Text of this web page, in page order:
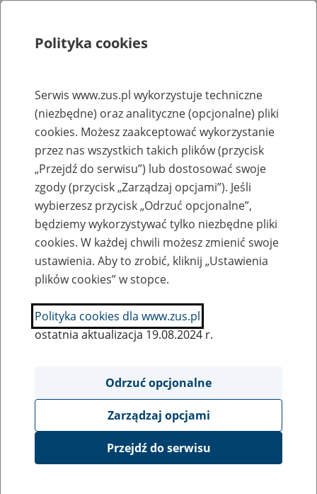
Rejestry, ewidencje i archiwa
Baza zlikwidowanych lub
przekształconych zakładów pracy
Nazwa zakładu pracy:
SZUKAJ
Ukryj wszystkie pozycje bazy
POLAGRO Spółka z o.o. w upadłości
Polityka cookies
Serwis www.zus.pl wykorzystuje techniczne
(niezbędne) oraz analityczne (opcjonalne) pliki
cookies. Możesz zaakceptować wykorzystanie
przez nas wszystkich takich plików (przycisk
„Przejdź do serwisu”) lub dostosować swoje
zgody (przycisk „Zarządzaj opcjami”). Jeśli
wybierzesz przycisk „Odrzuć opcjonalne”,
będziemy wykorzystywać tylko niezbędne pliki
cookies. W każdej chwili możesz zmienić swoje
ustawienia. Aby to zrobić, kliknij „Ustawienia
plików cookies” w stopce.
Polityka cookies dla www.zus.pl
ostatnia aktualizacja 19.08.2024 r.
Odrzuć opcjonalne
Zarządzaj opcjami
Przejdź do serwisu